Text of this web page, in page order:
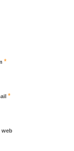
*
*
web